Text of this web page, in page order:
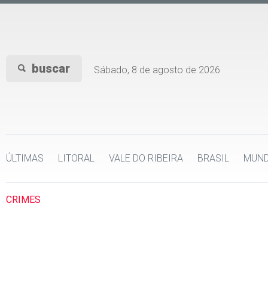
buscar Sábado, 8 de agosto de 2026
ÚLTIMAS LITORAL VALE DO RIBEIRA BRASIL
CRIMES